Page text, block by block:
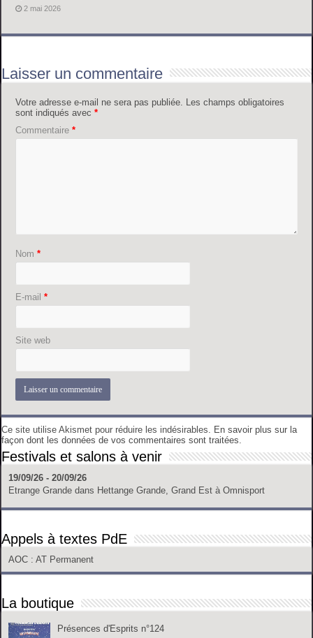
2 mai 2026
Laisser un commentaire
Votre adresse e-mail ne sera pas publiée.
Les champs obligatoires
sont indiqués avec*
Commentaire*
Nom*
E-mail*
Site web
Ce site utilise Akismet pour réduire les indésirables.
En savoir plus sur la
façon dont les données de vos commentaires sont traitées
Festivals et salons à venir
19/09/26 - 20/09/26
Etrange Grande dans Hettange Grande, Grand Est à Omnisport
Appels à textes PdE
AOC : AT Permanent
La boutique
Présences d'Esprits n°124